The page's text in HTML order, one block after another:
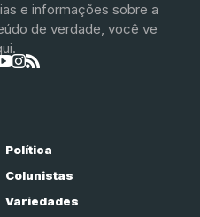
e informações sobre a
de verdade, você ve
Política
Colunistas
Variedades